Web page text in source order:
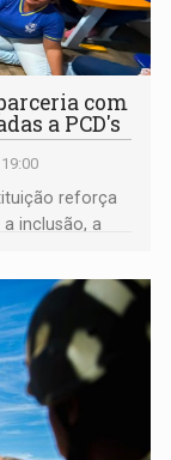
com
a PCD's
reforça
inclusão, a